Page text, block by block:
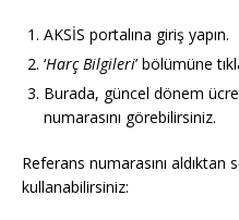
AKSİS portalına giriş yapın.
‘Harç Bilgileri’ bölümüne
Burada, güncel dönem
numarasını görebilirsiniz.
Referans numarasını aldıktan
kullanabilirsiniz: